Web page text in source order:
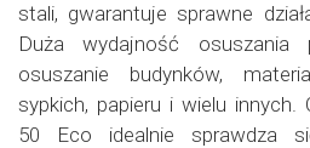
stali, gwarantuje sprawne
Duża wydajność osuszania
osuszanie budynków,
sypkich, papieru i wielu innych.
50 Eco idealnie sprawdza